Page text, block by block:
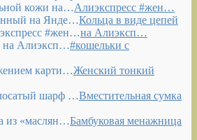
Алиэкспресс #жен…
Кольца в виде цепей
на Алиэксп…
#кошельки с
Женский тонкий
Вместительная сумка
Бамбуковая менажница